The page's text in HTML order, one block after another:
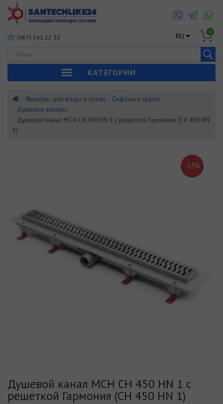
(067) 141 22 33 RU 0
КАТЕГОРИИ
Фильтры для воды и трапы
Сифоны и трапы
Душевые каналы
Душевой канал MCH CH 450 HN 1 с решеткой Гармония (CH 450 HN
1)
-13%
Душевой канал MCH CH 450 HN 1 с
решеткой Гармония (CH 450 HN 1)